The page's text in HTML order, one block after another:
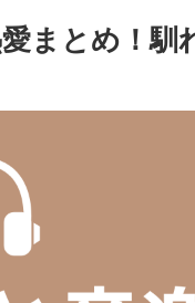
まとめ！馴